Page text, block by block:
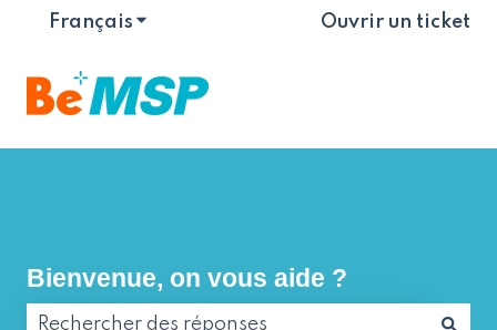
Français Afficher le sous-menu pour les
Ouvrir un ticket
Bienvenue, on vous aide ?